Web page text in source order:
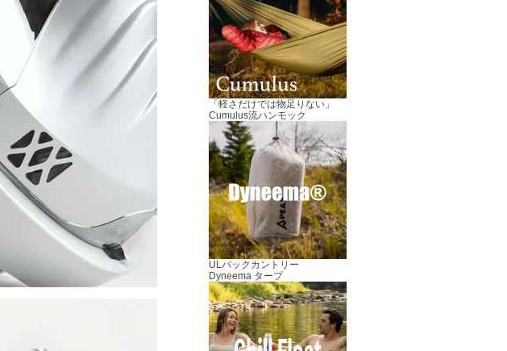
「軽さだけでは物足りない」
Cumulus流ハンモック
ULバックカントリー
Dyneema タープ